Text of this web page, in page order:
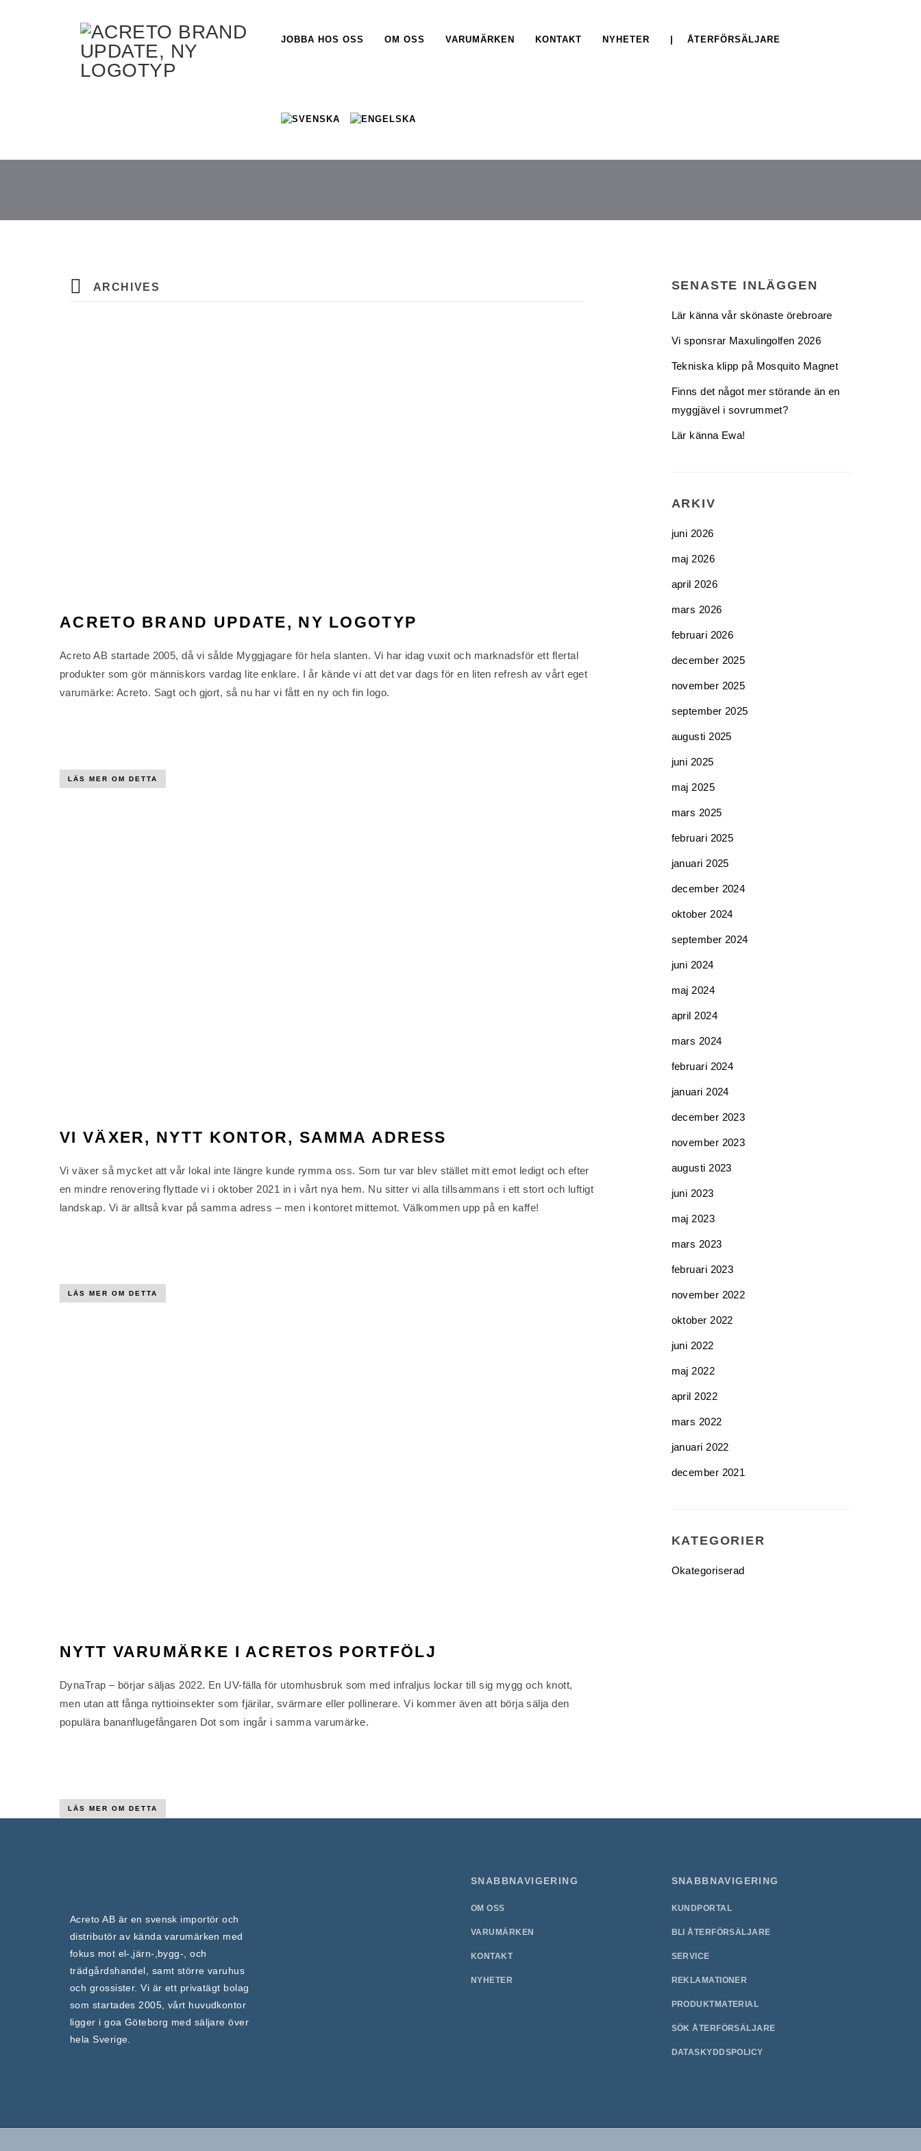
JOBBA HOS OSS OM OSS VARUMÄRKEN KONTAKT NYHETER | ÅTERFÖRSÄLJARE
ARCHIVES
ACRETO BRAND UPDATE, NY LOGOTYP
Acreto AB startade 2005, då vi sålde Myggjagare för hela slanten. Vi har idag vuxit och marknadsför ett flertal
produkter som gör människors vardag lite enklare. I år kände vi att det var dags för en liten refresh av vårt eget
varumärke: Acreto. Sagt och gjort, så nu har vi fått en ny och fin logo.
LÄS MER OM DETTA
VI VÄXER, NYTT KONTOR, SAMMA ADRESS
Vi växer så mycket att vår lokal inte längre kunde rymma oss. Som tur var blev stället mitt emot ledigt och efter
en mindre renovering flyttade vi i oktober 2021 in i vårt nya hem. Nu sitter vi alla tillsammans i ett stort och luftigt
landskap. Vi är alltså kvar på samma adress – men i kontoret mittemot. Välkommen upp på en kaffe!
LÄS MER OM DETTA
NYTT VARUMÄRKE I ACRETOS PORTFÖLJ
DynaTrap – börjar säljas 2022. En UV-fälla för utomhusbruk som med infraljus lockar till sig mygg och knott,
men utan att fånga nyttioinsekter som fjärilar, svärmare eller pollinerare. Vi kommer även att börja sälja den
populära bananflugefångaren Dot som ingår i samma varumärke.
LÄS MER OM DETTA
SENASTE INLÄGGEN
Lär känna vår skönaste örebroare
Vi sponsrar Maxulingolfen 2026
Tekniska klipp på Mosquito Magnet
Finns det något mer störande än en
myggjävel i sovrummet?
Lär känna Ewa!
ARKIV
juni 2026
maj 2026
april 2026
mars 2026
februari 2026
december 2025
november 2025
september 2025
augusti 2025
juni 2025
maj 2025
mars 2025
februari 2025
januari 2025
december 2024
oktober 2024
september 2024
juni 2024
maj 2024
april 2024
mars 2024
februari 2024
januari 2024
december 2023
november 2023
augusti 2023
juni 2023
maj 2023
mars 2023
februari 2023
november 2022
oktober 2022
juni 2022
maj 2022
april 2022
mars 2022
januari 2022
december 2021
KATEGORIER
Okategoriserad
Acreto AB är en svensk importör och
distributör av kända varumärken med
fokus mot el-,järn-,bygg-, och
trädgårdshandel, samt större varuhus
och grossister. Vi är ett privatägt bolag
som startades 2005, vårt huvudkontor
ligger i goa Göteborg med säljare över
hela Sverige.
SNABBNAVIGERING
OM OSS
VARUMÄRKEN
KONTAKT
NYHETER
SNABBNAVIGERING
KUNDPORTAL
BLI ÅTERFÖRSÄLJARE
SERVICE
REKLAMATIONER
PRODUKTMATERIAL
SÖK ÅTERFÖRSÄLJARE
DATASKYDDSPOLICY